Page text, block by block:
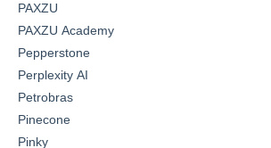
PAXZU
PAXZU Academy
Pepperstone
Perplexity AI
Petrobras
Pinecone
Pinky